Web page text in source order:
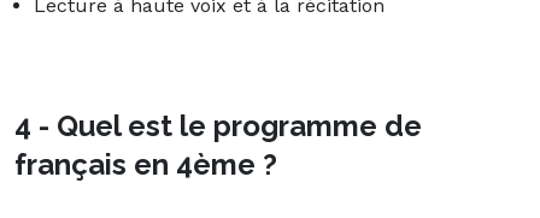
Lecture à haute voix et à la récitation
4 - Quel est le programme de
français en 4ème ?